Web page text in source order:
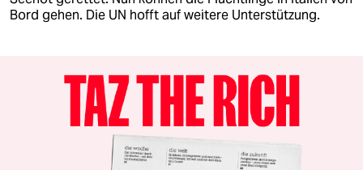
Bord gehen. Die UN hofft auf weitere Unterstützung.